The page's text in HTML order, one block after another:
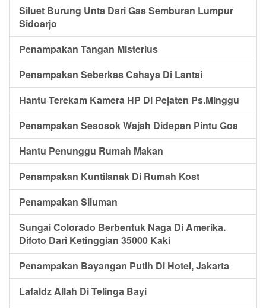
Siluet Burung Unta Dari Gas Semburan Lumpur
Sidoarjo
Penampakan Tangan Misterius
Penampakan Seberkas Cahaya Di Lantai
Hantu Terekam Kamera HP Di Pejaten Ps.Minggu
Penampakan Sesosok Wajah Didepan Pintu Goa
Hantu Penunggu Rumah Makan
Penampakan Kuntilanak Di Rumah Kost
Penampakan Siluman
Sungai Colorado Berbentuk Naga Di Amerika.
Difoto Dari Ketinggian 35000 Kaki
Penampakan Bayangan Putih Di Hotel, Jakarta
Lafaldz Allah Di Telinga Bayi